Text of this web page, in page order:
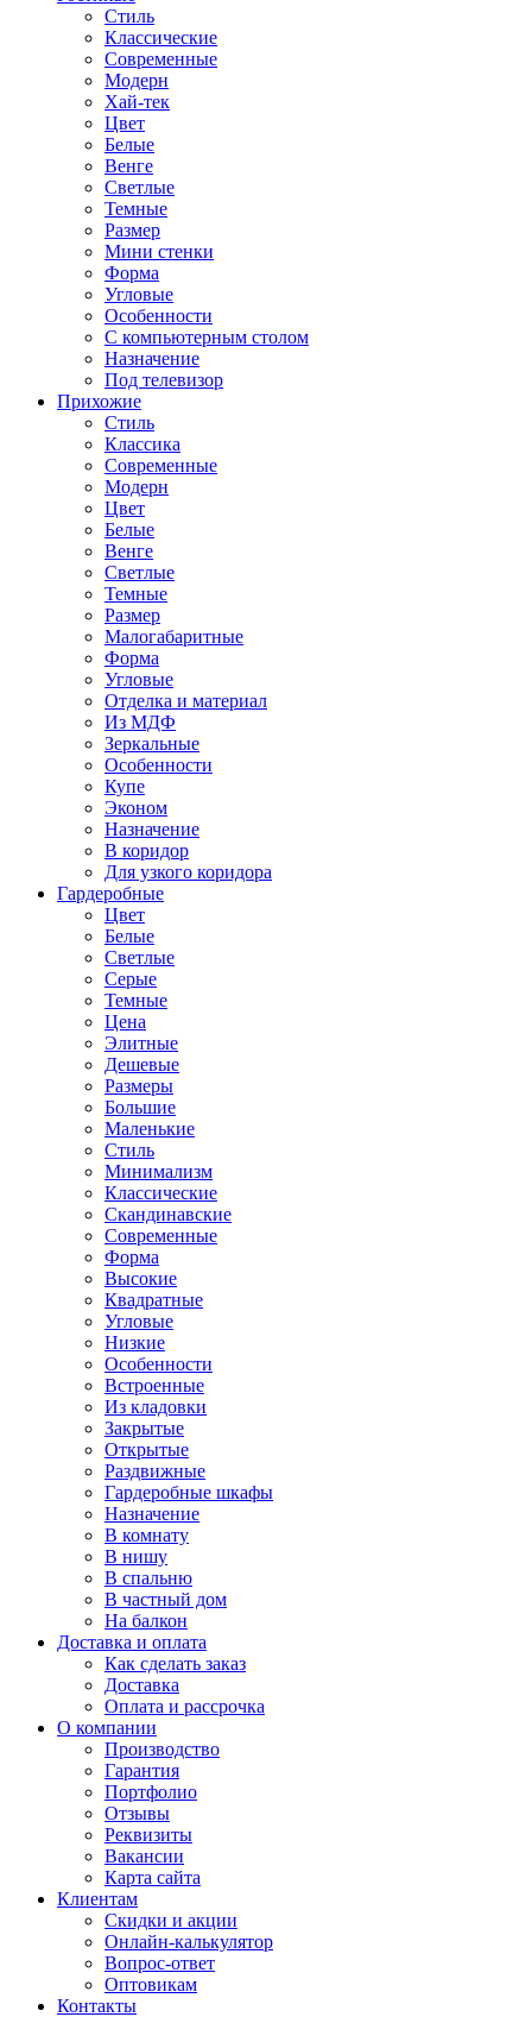
Стиль
Классические
Современные
Модерн
Хай-тек
Цвет
Белые
Венге
Светлые
Темные
Размер
Мини стенки
Форма
Угловые
Особенности
С компьютерным столом
Назначение
Под телевизор
Прихожие
Стиль
Классика
Современные
Модерн
Цвет
Белые
Венге
Светлые
Темные
Размер
Малогабаритные
Форма
Угловые
Отделка и материал
Из МДФ
Зеркальные
Особенности
Купе
Эконом
Назначение
В коридор
Для узкого коридора
Гардеробные
Цвет
Белые
Светлые
Серые
Темные
Цена
Элитные
Дешевые
Размеры
Большие
Маленькие
Стиль
Минимализм
Классические
Скандинавские
Современные
Форма
Высокие
Квадратные
Угловые
Низкие
Особенности
Встроенные
Из кладовки
Закрытые
Открытые
Раздвижные
Гардеробные шкафы
Назначение
В комнату
В нишу
В спальню
В частный дом
На балкон
Доставка и оплата
Как сделать заказ
Доставка
Оплата и рассрочка
О компании
Производство
Гарантия
Портфолио
Отзывы
Реквизиты
Вакансии
Карта сайта
Клиентам
Скидки и акции
Онлайн-калькулятор
Вопрос-ответ
Оптовикам
Контакты